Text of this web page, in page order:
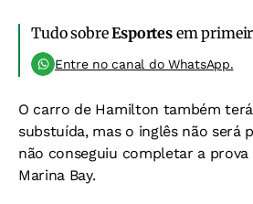
Tudo sobreEsportesem
Entre no canal do WhatsApp.
O carro de Hamilton também
substuída, mas o inglês não será
não conseguiu completar a
Marina Bay.